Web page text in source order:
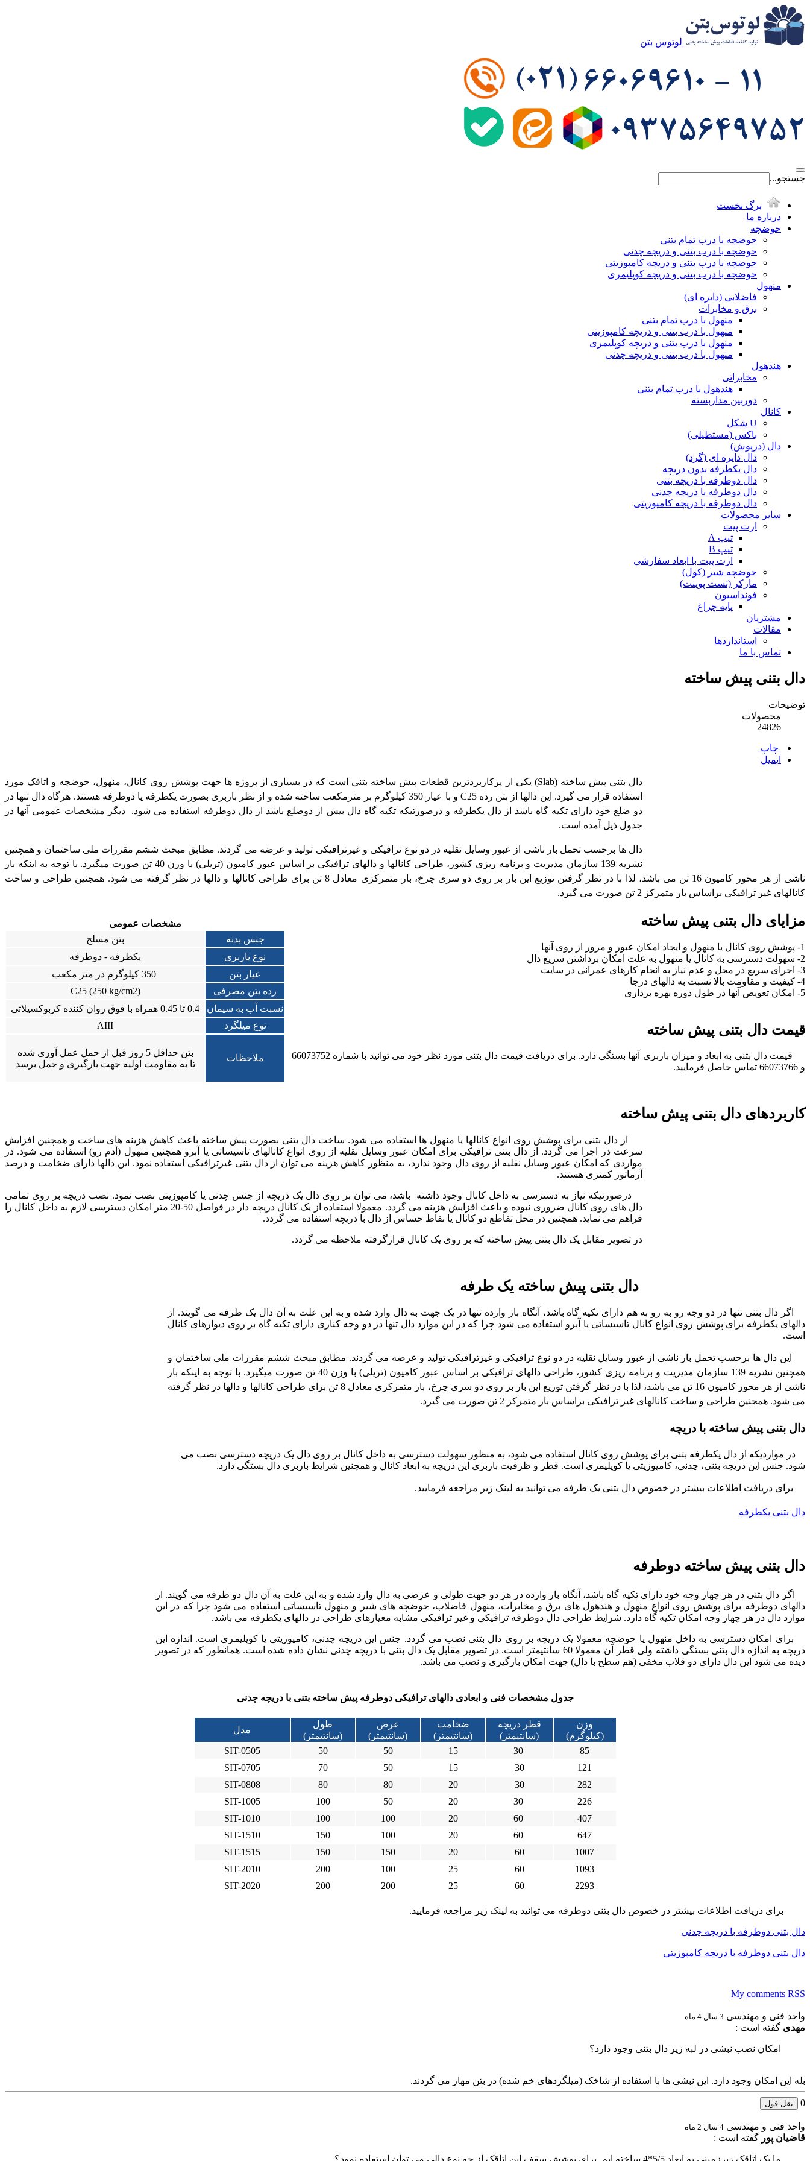
لوتوس بتن
جستجو...
برگ نخست
درباره ما
حوضچه
حوضچه با درب تمام بتنی
حوضچه با درب بتنی و دریچه چدنی
حوضچه با درب بتنی و دریچه کامپوزیتی
حوضچه با درب بتنی و دریچه کوپلیمری
منهول
فاضلابی (دایره ای)
برق و مخابرات
منهول با درب تمام بتنی
منهول با درب بتنی و دریچه کامپوزیتی
منهول با درب بتنی و دریچه کوپلیمری
منهول با درب بتنی و دریچه چدنی
هندهول
مخابراتی
هندهول با درب تمام بتنی
دوربین مداربسته
کانال
U شکل
باکس (مستطیلی)
دال (درپوش)
دال دایره ای (گرد)
دال یکطرفه بدون دریچه
دال دوطرفه با دریچه بتنی
دال دوطرفه با دریچه چدنی
دال دوطرفه با دریچه کامپوزیتی
سایر محصولات
ارت پیت
تیپ A
تیپ B
ارت پیت با ابعاد سفارشی
حوضچه شیر (کول)
مارکر (تست پوینت)
فونداسیون
پایه چراغ
مشتریان
مقالات
استانداردها
تماس با ما
دال بتنی پیش ساخته
توضیحات
محصولات
24826
چاپ
ایمیل
دال بتنی پیش ساخته (Slab) یکی از پرکاربردترین قطعات پیش ساخته بتنی است که در بسیاری از پروژه ها جهت پوشش روی کانال، منهول، حوضچه و اتاقک مورد
استفاده قرار می گیرد. این دالها از بتن رده C25 و با عیار 350 کیلوگرم بر مترمکعب ساخته شده و از نظر باربری بصورت یکطرفه یا دوطرفه هستند. هرگاه دال تنها در
دو ضلع خود دارای تکیه گاه باشد از دال یکطرفه و درصورتیکه تکیه گاه دال بیش از دوضلع باشد از دال دوطرفه استفاده می شود. دیگر مشخصات عمومی آنها در
جدول ذیل آمده است.
دال ها برحسب تحمل بار ناشی از عبور وسایل نقلیه در دو نوع ترافیکی و غیرترافیکی تولید و عرضه می گردند. مطابق مبحث ششم مقررات ملی ساختمان و همچنین
نشریه 139 سازمان مدیریت و برنامه ریزی کشور، طراحی کانالها و دالهای ترافیکی بر اساس عبور کامیون (تریلی) با وزن 40 تن صورت میگیرد. با توجه به اینکه بار
ناشی از هر محور کامیون 16 تن می باشد، لذا با در نظر گرفتن توزیع این بار بر روی دو سری چرخ، بار متمرکزی معادل 8 تن برای طراحی کانالها و دالها در نظر گرفته می شود. همجنین طراحی و ساخت
کانالهای غیر ترافیکی براساس بار متمرکز 2 تن صورت می گیرد.
مشخصات عمومی
جنس بدنه
بتن مسلح
نوع باربری
یکطرفه - دوطرفه
عیار بتن
رده بتن مصرفی
(C25 (250 kg/cm2
نسبت آب به سیمان
0.4 تا 0.45 همراه با فوق روان کننده کربوکسیلاتی
نوع میلگرد
AIII
ملاحظات
بتن حداقل 5 روز قبل از حمل عمل آوری شده
تا به مقاومت اولیه جهت بارگیری و حمل برسد
مزایای دال بتنی پیش ساخته
1- پوشش روی کانال یا منهول و ایجاد امکان عبور و مرور از روی آنها
2- سهولت دسترسی به کانال یا منهول به علت امکان برداشتن سریع دال
3- اجرای سریع در محل و عدم نیاز به انجام کارهای عمرانی در سایت
4- کیفیت و مقاومت بالا نسبت به دالهای درجا
5- امکان تعویض آنها در طول دوره بهره برداری
قیمت دال بتنی پیش ساخته
قیمت دال بتنی به ابعاد و میزان باربری آنها بستگی دارد. برای دریافت قیمت دال بتنی مورد نظر خود می توانید با شماره 66073752
و 66073766 تماس حاصل فرمایید.
کاربردهای دال بتنی پیش ساخته
از دال بتنی برای پوشش روی انواع کانالها یا منهول ها استفاده می شود. ساخت دال بتنی بصورت پیش ساخته باعث کاهش هزینه های ساخت و همچنین افزایش
سرعت در اجرا می گردد. از دال بتنی ترافیکی برای امکان عبور وسایل نقلیه از روی انواع کانالهای تاسیساتی یا آبرو همچنین منهول (آدم رو) استفاده می شود. در
مواردی که امکان عبور وسایل نقلیه از روی دال وجود ندارد، به منظور کاهش هزینه می توان از دال بتنی غیرترافیکی استفاده نمود. این دالها دارای ضخامت و درصد
آرماتور کمتری هستند.
درصورتیکه نیاز به دسترسی به داخل کانال وجود داشته باشد، می توان بر روی دال یک دریچه از جنس چدنی یا کامپوزیتی نصب نمود. نصب دریچه بر روی تمامی
دال های روی کانال ضروری نبوده و باعث افزایش هزینه می گردد. معمولا استفاده از یک کانال دریچه دار در فواصل 50-20 متر امکان دسترسی لازم به داخل کانال را
فراهم می نماید. همچنین در محل تقاطع دو کانال یا نقاط حساس از دال با دریچه استفاده می گردد.
در تصویر مقابل یک دال بتنی پیش ساخته که بر روی یک کانال قرارگرفته ملاحظه می گردد.
دال بتنی پیش ساخته یک طرفه
اگر دال بتنی تنها در دو وجه رو به رو به هم دارای تکیه گاه باشد، آنگاه بار وارده تنها در یک جهت به دال وارد شده و به این علت به آن دال یک طرفه می گویند. از
دالهای یکطرفه برای پوشش روی انواع کانال تاسیساتی یا آبرو استفاده می شود چرا که در این موارد دال تنها در دو وجه کناری دارای تکیه گاه بر روی دیوارهای کانال
است.
این دال ها برحسب تحمل بار ناشی از عبور وسایل نقلیه در دو نوع ترافیکی و غیرترافیکی تولید و عرضه می گردند. مطابق مبحث ششم مقررات ملی ساختمان و
همچنین نشریه 139 سازمان مدیریت و برنامه ریزی کشور، طراحی دالهای ترافیکی بر اساس عبور کامیون (تریلی) با وزن 40 تن صورت میگیرد. با توجه به اینکه بار
ناشی از هر محور کامیون 16 تن می باشد، لذا با در نظر گرفتن توزیع این بار بر روی دو سری چرخ، بار متمرکزی معادل 8 تن برای طراحی کانالها و دالها در نظر گرفته
می شود. همجنین طراحی و ساخت کانالهای غیر ترافیکی براساس بار متمرکز 2 تن صورت می گیرد.
دال بتنی پیش ساخته با دریچه
در مواردیکه از دال یکطرفه بتنی برای پوشش روی کانال استفاده می شود، به منظور سهولت دسترسی به داخل کانال بر روی دال یک دریچه دسترسی نصب می
شود. جنس این دریچه بتنی، چدنی، کامپوزیتی یا کوپلیمری است. قطر و ظرفیت باربری این دریچه به ابعاد کانال و همچنین شرایط باربری دال بستگی دارد.
برای دریافت اطلاعات بیشتر در خصوص دال بتنی یک طرفه می توانید به لینک زیر مراجعه فرمایید.
دال بتنی یکطرفه
دال بتنی پیش ساخته دوطرفه
اگر دال بتنی در هر چهار وجه خود دارای تکیه گاه باشد، آنگاه بار وارده در هر دو جهت طولی و عرضی به دال وارد شده و به این علت به آن دال دو طرفه می گویند. از
دالهای دوطرفه برای پوشش روی انواع منهول و هندهول های برق و مخابرات، منهول فاضلاب، حوضچه های شیر و منهول تاسیساتی استفاده می شود چرا که در این
موارد دال در هر چهار وجه امکان تکیه گاه دارد. شرایط طراحی دال دوطرفه ترافیکی و غیر ترافیکی مشابه معیارهای طراحی در دالهای یکطرفه می باشد.
برای امکان دسترسی به داخل منهول یا حوضچه معمولا یک دریچه بر روی دال بتنی نصب می گردد. جنس این دریچه چدنی، کامپوزیتی یا کوپلیمری است. اندازه این
دریچه به اندازه دال بتنی بستگی داشته ولی قطر آن معمولا 60 سانتیمتر است. در تصویر مقابل یک دال بتنی با دریچه چدنی نشان داده شده است. همانطور که در تصویر
دیده می شود این دال دارای دو قلاب مخفی (هم سطح با دال) جهت امکان بارگیری و نصب می باشد.
جدول مشخصات فنی و ابعادی دالهای ترافیکی دوطرفه پیش ساخته بتنی با دریچه چدنی
مدل
طول
(سانتیمتر)
عرض
(سانتیمتر)
ضخامت
(سانتیمتر)
قطر دریچه
(سانتیمتر)
وزن
(کیلوگرم)
SIT-0505
50 50 15 30
85
SIT-0705
70 50 15 30
121
SIT-0808
80 80 20 30
282
SIT-1005
100 50 20 30
226
SIT-1010
100 100 20 60
407
SIT-1510
150 100 20 60
647
SIT-1515
150 150 20 60
1007
SIT-2010
200 100 25 60
1093
SIT-2020
200 200 25 60 2293
برای دریافت اطلاعات بیشتر در خصوص دال بتنی دوطرفه می توانید به لینک زیر مراجعه فرمایید.
دال بتنی دوطرفه با دریچه چدنی
دال بتنی دوطرفه با دریچه کامپوزیتی
My comments RSS
واحد فنی و مهندسی 3 سال 4 ماه
مهدی گفته است :
امکان نصب نبشی در لبه زیر دال بتنی وجود دارد؟
بله این امکان وجود دارد. این نبشی ها با استفاده از شاخک (میلگردهای خم شده) در بتن مهار می گردند.
0 نقل قول
واحد فنی و مهندسی 4 سال 2 ماه
قاضیان پور گفته است :